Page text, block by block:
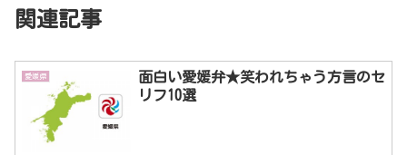
関連記事
愛媛県
面白い愛媛弁★笑われちゃう方言のセ
リフ10選